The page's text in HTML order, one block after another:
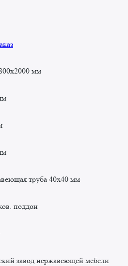
мм
труба 40х40 мм
поддон
завод нержавеющей мебели